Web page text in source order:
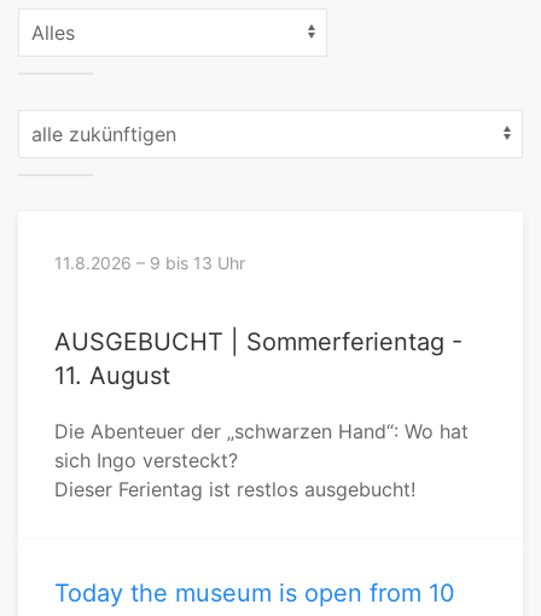
11.8.2026 – 9 bis 13 Uhr
AUSGEBUCHT | Sommerferientag -
11. August
Die Abenteuer der „schwarzen Hand“: Wo hat
sich Ingo versteckt?
Dieser Ferientag ist restlos ausgebucht!
Today the museum is open from 10